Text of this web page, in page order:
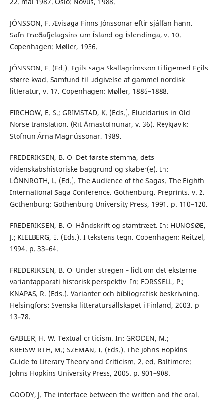
JÓNSSON, F. Ævisaga Finns Jónssonar eftir sjálfan hann.
Safn Fræðafjelagsins um Ísland og Íslendinga, v. 10.
Copenhagen: Møller, 1936.
JÓNSSON, F. (Ed.). Egils saga Skallagrímsson tilligemed Egils
større kvad. Samfund til udgivelse af gammel nordisk
litteratur, v. 17. Copenhagen: Møller, 1886–1888.
FIRCHOW, E. S.; GRIMSTAD, K. (Eds.). Elucidarius in Old
Norse translation. (Rit Árnastofnunar, v. 36). Reykjavík:
Stofnun Árna Magnússonar, 1989.
FREDERIKSEN, B. O. Det første stemma, dets
videnskabshistoriske baggrund og skaber(e). In:
LÖNNROTH, L. (Ed.). The Audience of the Sagas. The Eighth
International Saga Conference. Gothenburg. Preprints. v. 2.
Gothenburg: Gothenburg University Press, 1991. p. 110–120.
FREDERIKSEN, B. O. Håndskrift og stamtræet. In: HUNOSØE,
J.; KIELBERG, E. (Eds.). I tekstens tegn. Copenhagen: Reitzel,
1994. p. 33–64.
FREDERIKSEN, B. O. Under stregen – lidt om det eksterne
variantapparati historisk perspektiv. In: FORSSELL, P.;
KNAPAS, R. (Eds.). Varianter och bibliografisk beskrivning.
Helsingfors: Svenska litteratursällskapet i Finland, 2003. p.
13–78.
GABLER, H. W. Textual criticism. In: GRODEN, M.;
KREISWIRTH, M.; SZEMAN, I. (Eds.). The Johns Hopkins
Guide to Literary Theory and Criticism. 2. ed. Baltimore:
Johns Hopkins University Press, 2005. p. 901–908.
GOODY, J. The interface between the written and the oral.